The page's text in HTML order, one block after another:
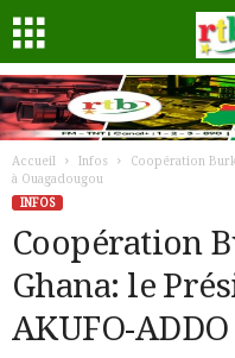
Accueil Infos
Coopération
à Ouagadougou
INFOS
Coopération
Ghana: le
AKUFO-